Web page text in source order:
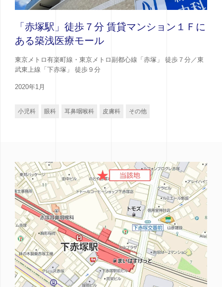
「赤塚駅」徒歩７分 賃貸マンション１Ｆに
ある築浅医療モール
東京メトロ有楽町線・東京メトロ副都心線「赤塚」 徒歩７分／東
武東上線「下赤塚」 徒歩９分
2020年1月
小児科 眼科 耳鼻咽喉科 皮膚科 その他